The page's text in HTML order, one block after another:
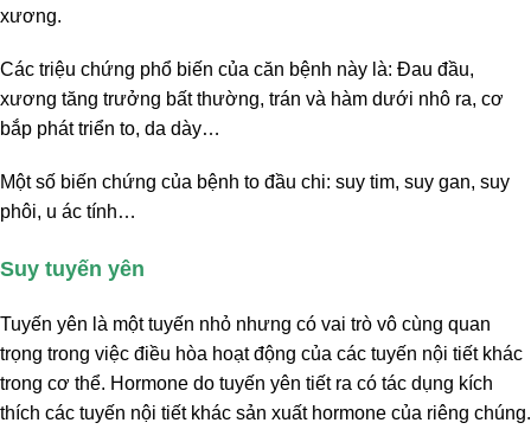
xương.
Các triệu chứng phổ biến của căn bệnh này là: Đau đầu,
xương tăng trưởng bất thường, trán và hàm dưới nhô ra, cơ
bắp phát triển to, da dày…
Một số biến chứng của bệnh to đầu chi: suy tim, suy gan, suy
phôi, u ác tính…
Suy tuyến yên
Tuyến yên là một tuyến nhỏ nhưng có vai trò vô cùng quan
trọng trong việc điều hòa hoạt động của các tuyến nội tiết khác
trong cơ thể. Hormone do tuyến yên tiết ra có tác dụng kích
thích các tuyến nội tiết khác sản xuất hormone của riêng chúng.